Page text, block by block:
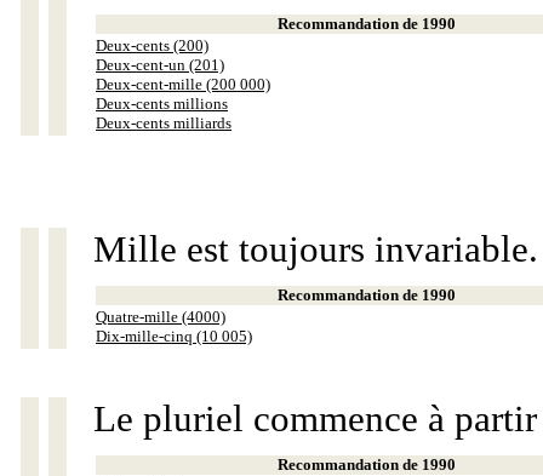
Recommandation de 1990
Deux-cents (200)
Deux-cent-un (201)
Deux-cent-mille (200 000)
Deux-cents millions
Deux-cents milliards
Mille est toujours invariable.
Recommandation de 1990
Quatre-mille (4000)
Dix-mille-cinq (10 005)
Le pluriel commence à
Recommandation de 1990